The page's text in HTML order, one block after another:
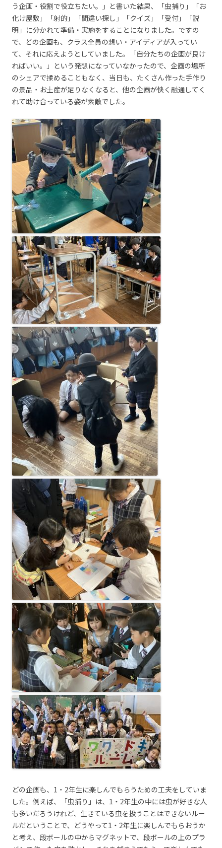
う企画・役割で役立ちたい。」と書いた結果、「虫捕り」「お
化け屋敷」「射的」「間違い探し」「クイズ」「受付」「説
明」に分かれて準備・実施をすることになりました。ですの
で、どの企画も、クラス全員の想い・アイディアが入ってい
て、それに応えようとしていました。「自分たちの企画が良け
ればいい。」という発想になっていなかったので、企画の場所
のシェアで揉めることもなく、当日も、たくさん作った手作り
の景品・お土産が足りなくなると、他の企画が快く融通してく
れて助け合っている姿が素敵でした。
どの企画も、1・2年生に楽しんでもらうための工夫をしていま
した。例えば、「虫捕り」は、1・2年生の中には虫が好きな人
も多いだろうけれど、生きている虫を扱うことはできないルー
ルだということで、どうやって1・2年生に楽しんでもらおうか
と考え、段ボールの中からマグネットで、段ボールの上のプラ